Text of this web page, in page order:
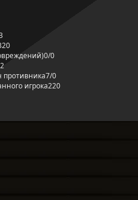
0/0
2
7/0
игрока220